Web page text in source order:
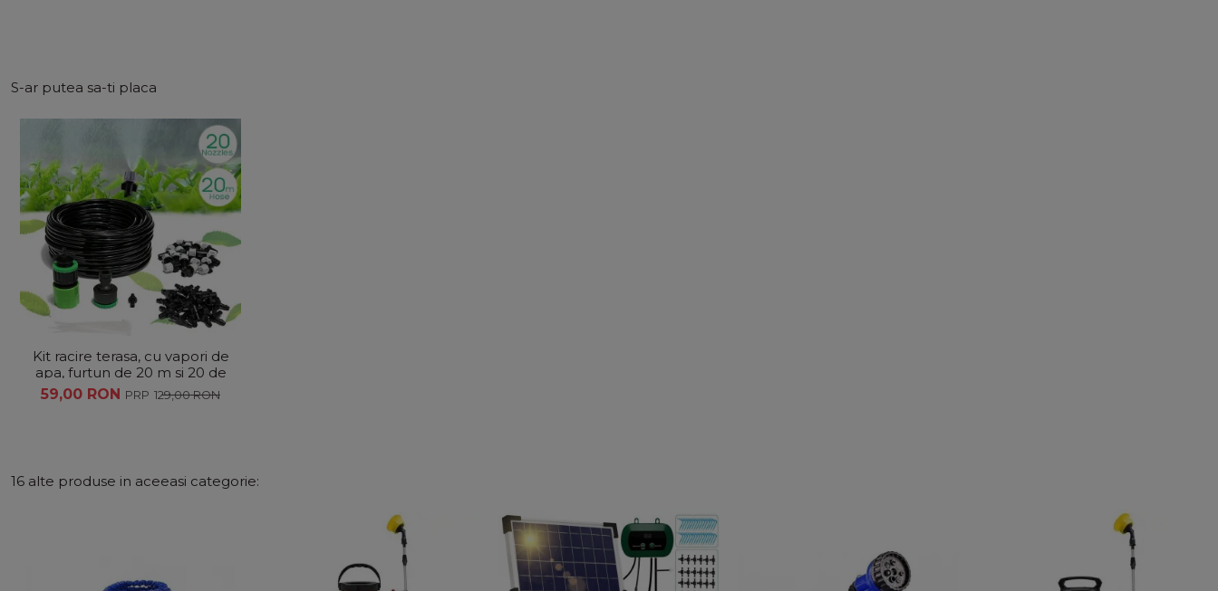
S-ar putea sa-ti placa
Kit racire terasa, cu vapori de
apa, furtun de 20 m si 20 de
duze
59,00 RON 129,00 RON
16 alte produse in aceeasi categorie: